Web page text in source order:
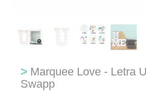
> Marquee Love - Letra
Swapp